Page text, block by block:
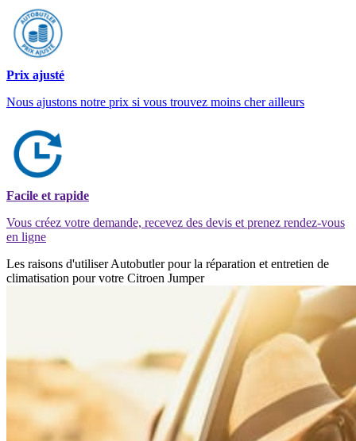
Prix ajusté
Nous ajustons notre prix si vous trouvez moins cher ailleurs
Facile et rapide
Vous créez votre demande, recevez des devis et prenez rendez-vous
en ligne
Les raisons d'utiliser Autobutler pour la réparation et entretien de
climatisation pour votre Citroen Jumper